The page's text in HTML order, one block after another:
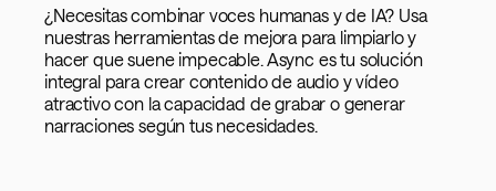
¿Necesitas combinar voces humanas y de IA? Usa
nuestras herramientas de mejora para limpiarlo y
hacer que suene impecable. Async es tu solución
integral para crear contenido de audio y vídeo
atractivo con la capacidad de grabar o generar
narraciones según tus necesidades.